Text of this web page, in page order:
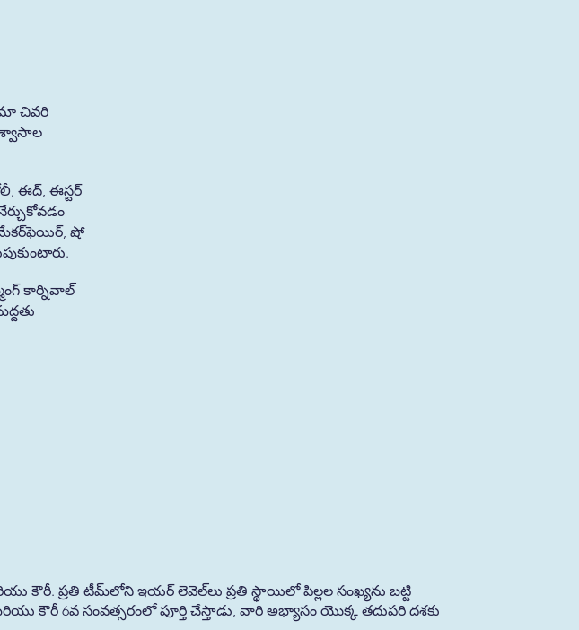
ప్రతి టీమ్‌లోని ఇయర్ లెవెల్‌లు ప్రతి స్థాయిలో పిల్లల సంఖ్యను బట్టి
కౌరీ 6వ సంవత్సరంలో పూర్తి చేస్తాడు, వారి అభ్యాసం యొక్క తదుపరి దశకు
మా చివరి
ఈద్, ఈస్టర్
మేకర్‌ఫెయిర్, షో
కార్నివాల్